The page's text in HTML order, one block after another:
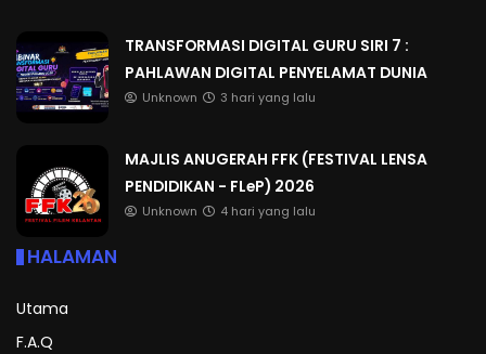
TRANSFORMASI DIGITAL GURU SIRI 7 :
PAHLAWAN DIGITAL PENYELAMAT DUNIA
Unknown 3 hari yang lalu
MAJLIS ANUGERAH FFK (FESTIVAL LENSA
PENDIDIKAN - FLeP) 2026
Unknown 4 hari yang lalu
HALAMAN
Utama
F.A.Q